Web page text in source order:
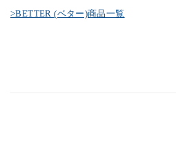
>BETTER (ベター)商品一覧